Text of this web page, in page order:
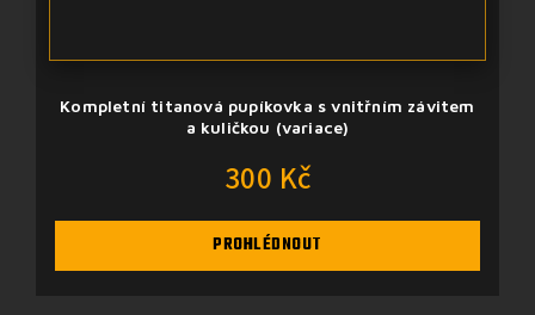
Kompletní titanová pupíkovka s vnitřním závitem
a kuličkou (variace)
300 Kč
PROHLÉDNOUT